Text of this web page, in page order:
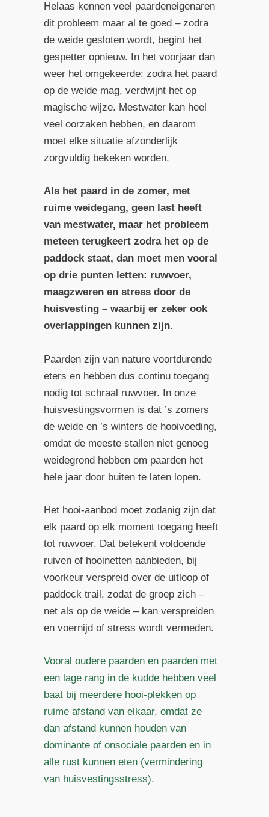
Helaas kennen veel paardeneigenaren
dit probleem maar al te goed – zodra
de weide gesloten wordt, begint het
gespetter opnieuw. In het voorjaar dan
weer het omgekeerde: zodra het paard
op de weide mag, verdwijnt het op
magische wijze. Mestwater kan heel
veel oorzaken hebben, en daarom
moet elke situatie afzonderlijk
zorgvuldig bekeken worden.
Als het paard in de zomer, met
ruime weidegang, geen last heeft
van mestwater, maar het probleem
meteen terugkeert zodra het op de
paddock staat, dan moet men vooral
op drie punten letten: ruwvoer,
maagzweren en stress door de
huisvesting – waarbij er zeker ook
overlappingen kunnen zijn.
Paarden zijn van nature voortdurende
eters en hebben dus continu toegang
nodig tot schraal ruwvoer. In onze
huisvestingsvormen is dat ’s zomers
de weide en ’s winters de hooivoeding,
omdat de meeste stallen niet genoeg
weidegrond hebben om paarden het
hele jaar door buiten te laten lopen.
Het hooi-aanbod moet zodanig zijn dat
elk paard op elk moment toegang heeft
tot ruwvoer. Dat betekent voldoende
ruiven of hooinetten aanbieden, bij
voorkeur verspreid over de uitloop of
paddock trail, zodat de groep zich –
net als op de weide – kan verspreiden
en voernijd of stress wordt vermeden.
Vooral oudere paarden en paarden met
een lage rang in de kudde hebben veel
baat bij meerdere hooi-plekken op
ruime afstand van elkaar, omdat ze
dan afstand kunnen houden van
dominante of onsociale paarden en in
alle rust kunnen eten (vermindering
van huisvestingsstress).